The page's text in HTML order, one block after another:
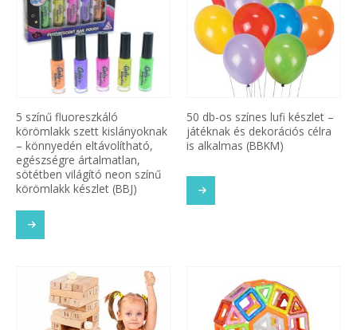
5 színű fluoreszkáló
körömlakk szett kislányoknak
– könnyedén eltávolítható,
egészségre ártalmatlan,
sötétben világító neon színű
körömlakk készlet (BBJ)
50 db-os színes lufi készlet –
játéknak és dekorációs célra
is alkalmas (BBKM)